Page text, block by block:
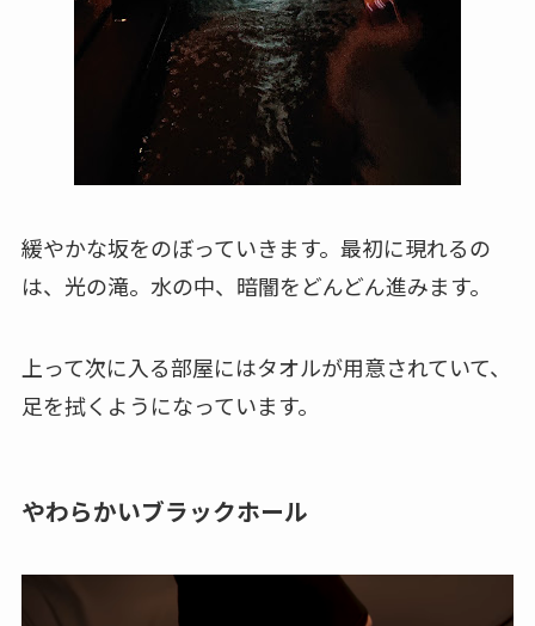
緩やかな坂をのぼっていきます。最初に現れるの
は、光の滝。水の中、暗闇をどんどん進みます。
上って次に入る部屋にはタオルが用意されていて、
足を拭くようになっています。
やわらかいブラックホール